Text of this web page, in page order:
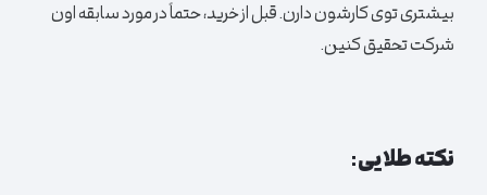
بیشتری توی کارشون دارن. قبل از خرید، حتماً در مورد سابقه اون
شرکت تحقیق کنین.
نکته طلایی: